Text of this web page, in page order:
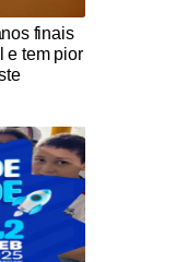
finais
e tem pior